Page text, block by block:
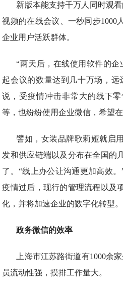
新版本能支持千万人同时观
视频的在线会议、一秒同步1000
企业用户活跃群体。
“两天后，在线使用软件的
起会议的数量达到几十万场，远
说，受疫情冲击非常大的线下
等，也纷纷使用企业微信，希望在
譬如，女装品牌歌莉娅就启
发和供应链端以及分布在全国的
了。“线上办公让沟通更加高效
疫情过后，现行的管理流程以及
化，并将加速企业的数字化转型。
政务微信的效率
上海市江苏路街道有1000余
员流动性强，摸排工作量大。